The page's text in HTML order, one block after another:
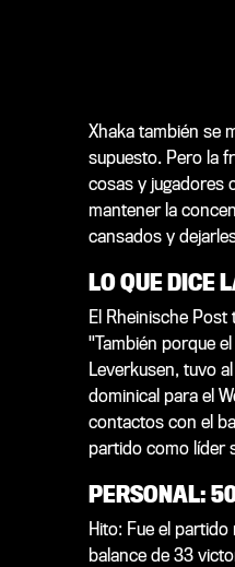
Xhaka también se
supuesto. Pero la
cosas y jugadores
mantener la
cansados y
LO QUE DICE
El Rheinische Post
"También porque
Leverkusen, tuvo
dominical para el
contactos con el
partido como líder
PERSONAL:
Hito: Fue el
balance de 33